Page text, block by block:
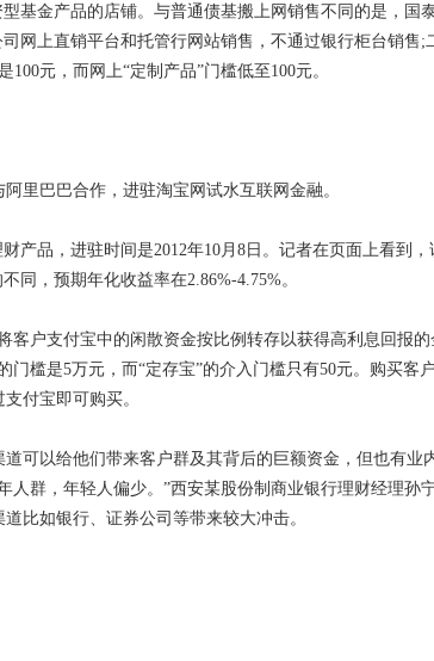
金产品的店铺。与普通债基搬上网销售不同的是，国
网上直销平台和托管行网站销售，不通过银行柜台销售;
元，而网上“定制产品”门槛低至100元。
巴巴合作，进驻淘宝网试水互联网金融。
品，进驻时间是2012年10月8日。记者在页面上看到，
同，预期年化收益率在2.86%-4.75%。
户支付宝中的闲散资金按比例转存以获得高利息回报的
槛是5万元，而“定存宝”的介入门槛只有50元。购买客
付宝即可购买。
以给他们带来客户群及其背后的巨额资金，但也有业
群，年轻人偏少。”西安某股份制商业银行理财经理孙
比如银行、证券公司等带来较大冲击。